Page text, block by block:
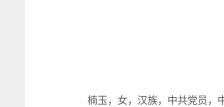
楠玉，女，汉族，中共党员，